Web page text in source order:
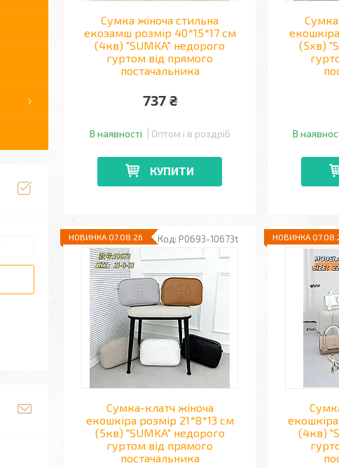
Сумка жіноча стильна
екозамш розмір 40*15*17 см
(4кв) "SUMKA" недорого
гуртом від прямого
постачальника
737 ₴
В наявності Оптом і в роздріб
КУПИТИ
Сумка
(5хв)
В
P0693-10673t
НОВИНКА 07.08.26
Сумка-клатч жіноча
екошкіра розмір 21*8*13 см
(5кв) "SUMKA" недорого
гуртом від прямого
постачальника
НОВИНКА
(4кв)